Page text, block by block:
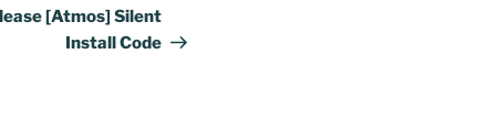
seguinte
[Atmos] Silent
Install Code